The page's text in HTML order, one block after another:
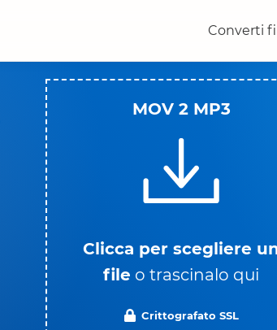
Converti
MOV 2 MP3
Clicca per scegliere
file o trascinalo qui
Crittografato SSL